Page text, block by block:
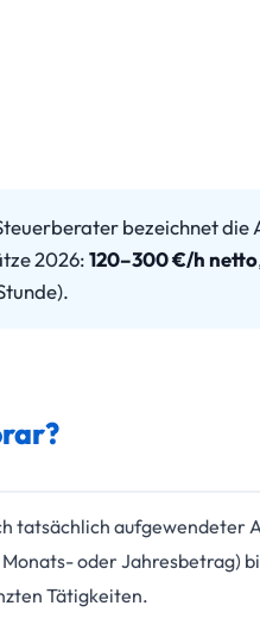
bezeichnet
2026:120–300 €/h netto
tatsächlich
oder
Tätigkeiten.